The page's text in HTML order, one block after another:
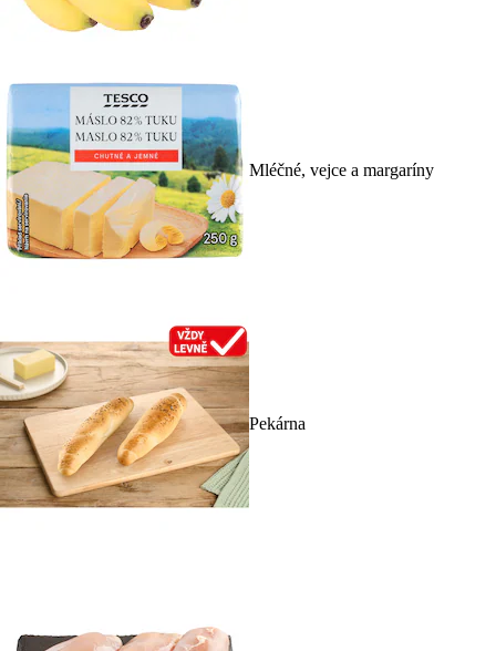
Mléčné, vejce a margaríny
Pekárna